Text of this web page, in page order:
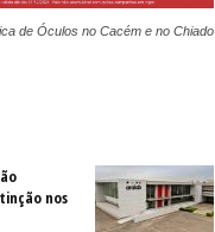
de Óculos no Cacém e no Chiado
nos